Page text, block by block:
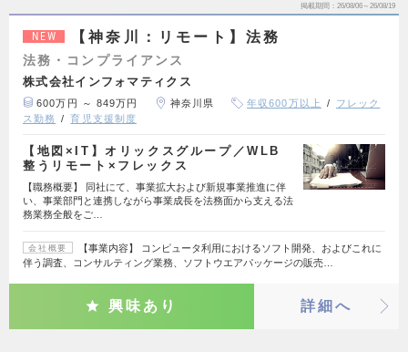
掲載期間 26/08/06～26/08/19
NEW 【神奈川：リモート】法務
法務・コンプライアンス
株式会社インフォマティクス
600万円 ～ 849万円 神奈川県 年収600万以上
フレック
ス勤務
育児支援制度
【地図×IT】オリックスグループ／WLB
整うリモート×フレックス
【職務概要】 同社にて、事業拡大および新規事業推進に伴
い、事業部門と連携しながら事業成長を法務面から支える法
務業務全般をご…
会社概要
【事業内容】 コンピュータ利用におけるソフト開発、およびこれに
伴う調査、コンサルティング業務、ソフトウエアパッケージの販売…
興味あり 詳細へ